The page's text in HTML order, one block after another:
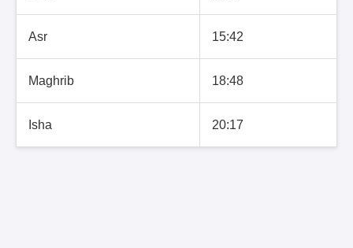
Asr 15:42
Maghrib 18:48
Isha 20:17